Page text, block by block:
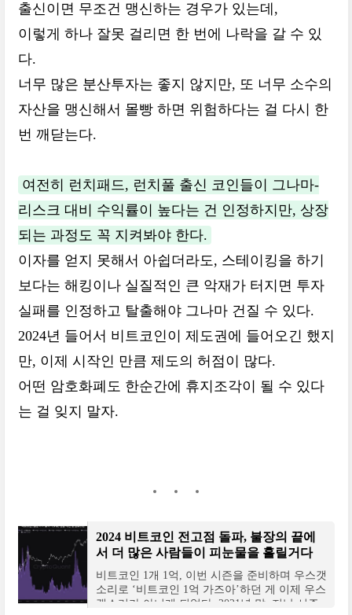
출신이면 무조건 맹신하는 경우가 있는데,
이렇게 하나 잘못 걸리면 한 번에 나락을 갈 수 있
다.
너무 많은 분산투자는 좋지 않지만, 또 너무 소수의
자산을 맹신해서 몰빵 하면 위험하다는 걸 다시 한
번 깨닫는다.
여전히 런치패드, 런치풀 출신 코인들이 그나마-
리스크 대비 수익률이 높다는 건 인정하지만, 상장
되는 과정도 꼭 지켜봐야 한다.
이자를 얻지 못해서 아쉽더라도, 스테이킹을 하기
보다는 해킹이나 실질적인 큰 악재가 터지면 투자
실패를 인정하고 탈출해야 그나마 건질 수 있다.
2024년 들어서 비트코인이 제도권에 들어오긴 했지
만, 이제 시작인 만큼 제도의 허점이 많다.
어떤 암호화폐도 한순간에 휴지조각이 될 수 있다
는 걸 잊지 말자.
2024 비트코인 전고점 돌파, 불장의 끝에
서 더 많은 사람들이 피눈물을 흘릴거다
비트코인 1개 1억, 이번 시즌을 준비하며 우스갯
소리로 ‘비트코인 1억 가즈아’하던 게 이제 우스
갯소리가 아니게 되었다. 2021년 말, 지난 시즌